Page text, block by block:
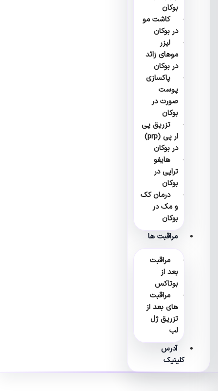
بوکان
کاشت مو
در بوکان
لیزر
موهای زائد
در بوکان
پاکسازی
پوست
صورت در
بوکان
تزریق پی
ار پی (prp)
در بوکان
هایفو
تراپی در
بوکان
درمان کک
و مک در
بوکان
مراقبت ها
مراقبت
بعد از
بوتاکس
مراقبت
های بعد از
تزریق ژل
آدرس
کلینیک